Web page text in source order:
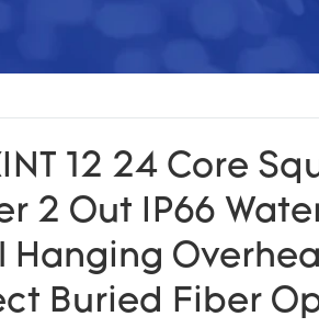
12 24 Core
2 Out IP66
Hanging
Buried Fiber